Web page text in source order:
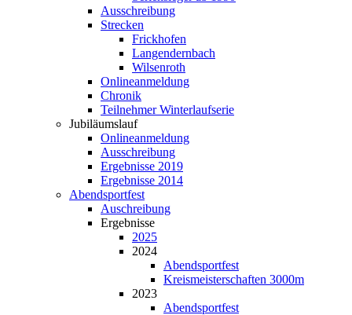
Ausschreibung
Strecken
Frickhofen
Langendernbach
Wilsenroth
Onlineanmeldung
Chronik
Teilnehmer Winterlaufserie
Jubiläumslauf
Onlineanmeldung
Ausschreibung
Ergebnisse 2019
Ergebnisse 2014
Abendsportfest
Auschreibung
Ergebnisse
2025
2024
Abendsportfest
Kreismeisterschaften 3000m
2023
Abendsportfest